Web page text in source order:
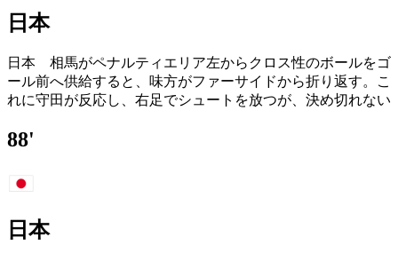
日本
日本 相馬がペナルティエリア左からクロス性のボールをゴ
ール前へ供給すると、味方がファーサイドから折り返す。こ
れに守田が反応し、右足でシュートを放つが、決め切れない
88'
日本